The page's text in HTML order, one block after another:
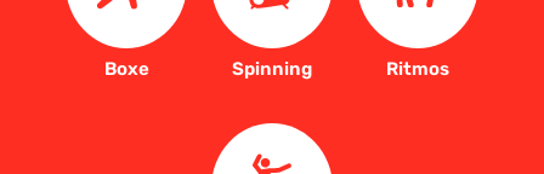
Boxe Spinning Ritmos